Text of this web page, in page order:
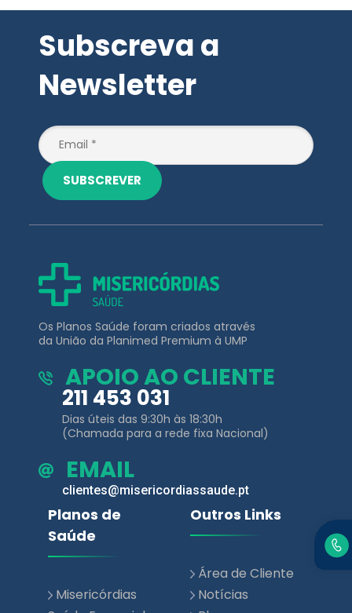
Subscreva a
Newsletter
SUBSCREVER
Os Planos Saúde foram criados através
da União da Planimed Premium à UMP
APOIO AO CLIENTE
211 453 031
Dias úteis das 9:30h às 18:30h
(Chamada para a rede fixa Nacional)
EMAIL
clientes@misericordiassaude.pt
Planos de
Saúde
Misericórdias
Outros Links
Área de Cliente
Notícias